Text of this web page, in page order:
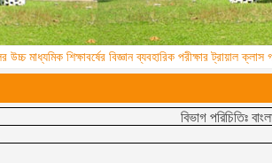
মাধ্যমিক শিক্ষাবর্ষের বিজ্ঞান ব্যবহারিক পরীক্ষার ট্রায়াল
বিভাগ পরিচিতিঃ